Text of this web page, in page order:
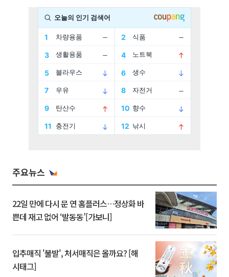
주요뉴스
22일 만에 다시 문 연 홈플러스…정상화 바
쁜데 재고 없어 ‘발동동’[가보니]
입추매직 '불발', 처서매직은 올까요? [해
시태그]